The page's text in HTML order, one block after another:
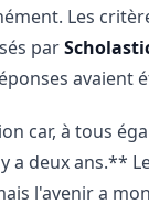
Les
par
avaient
car, à tous
a deux
l'avenir a